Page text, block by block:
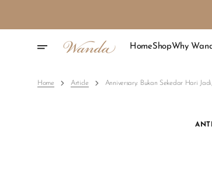
HomeShopWhy
Home Article Anniversary: Bukan Sekedar Hari